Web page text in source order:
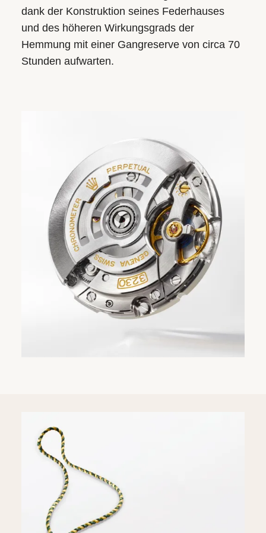
dank der Konstruktion seines Federhauses
und des höheren Wirkungsgrads der
Hemmung mit einer Gangreserve von circa 70
Stunden aufwarten.